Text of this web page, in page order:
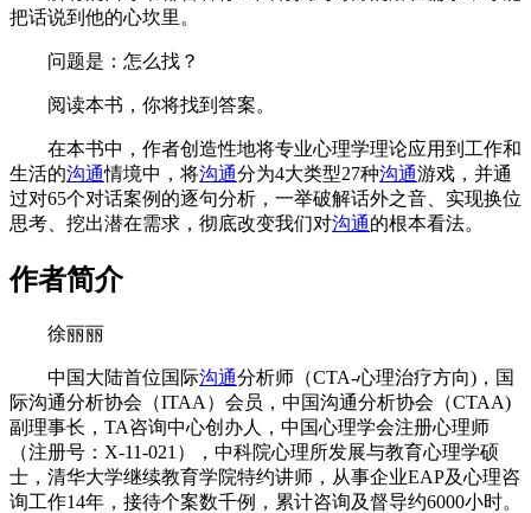
把话说到他的心坎里。
问题是：怎么找？
阅读本书，你将找到答案。
在本书中，作者创造性地将专业心理学理论应用到工作和
生活的沟通情境中，将沟通分为4大类型27种沟通游戏，并通
过对65个对话案例的逐句分析，一举破解话外之音、实现换位
思考、挖出潜在需求，彻底改变我们对沟通的根本看法。
作者简介
徐丽丽
中国大陆首位国际沟通分析师（CTA-心理治疗方向)，国
际沟通分析协会（ITAA）会员，中国沟通分析协会（CTAA)
副理事长，TA咨询中心创办人，中国心理学会注册心理师
（注册号：X-11-021），中科院心理所发展与教育心理学硕
士，清华大学继续教育学院特约讲师，从事企业EAP及心理咨
询工作14年，接待个案数千例，累计咨询及督导约6000小时。